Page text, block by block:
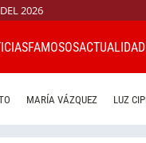
2026
FAMOSOSACTUALIDAD
MARÍA VÁZQUEZ LUZ